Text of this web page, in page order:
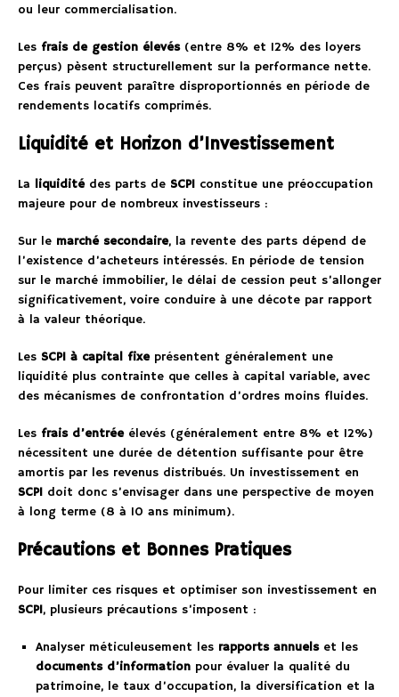
ou leur commercialisation.
Les frais de gestion élevés(entre 8% et 12% des loyers
perçus) pèsent structurellement sur la performance nette.
Ces frais peuvent paraître disproportionnés en période de
rendements locatifs comprimés.
Liquidité et Horizon d’Investissement
La liquiditédes parts de SCPI constitue une préoccupation
majeure pour de nombreux investisseurs :
Sur le marché secondaire, la revente des parts dépend de
l’existence d’acheteurs intéressés. En période de tension
sur le marché immobilier, le délai de cession peut s’allonger
significativement, voire conduire à une décote par rapport
à la valeur théorique.
Les SCPI à capital fixeprésentent généralement une
liquidité plus contrainte que celles à capital variable, avec
des mécanismes de confrontation d’ordres moins fluides.
Les frais d’entréeélevés (généralement entre 8% et 12%)
nécessitent une durée de détention suffisante pour être
amortis par les revenus distribués. Un investissement en
SCPI doit donc s’envisager dans une perspective de moyen
à long terme (8 à 10 ans minimum).
Précautions et Bonnes Pratiques
Pour limiter ces risques et optimiser son investissement en
SCPI, plusieurs précautions s’imposent :
Analyser méticuleusement les rapports annuelset les
documents d’information pour évaluer la qualité du
patrimoine, le taux d’occupation, la diversification et la